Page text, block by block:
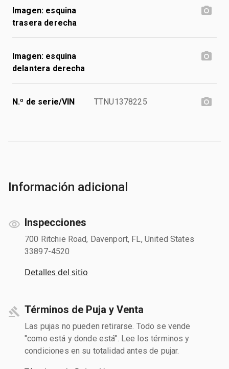
Imagen: esquina
trasera derecha
Imagen: esquina
delantera derecha
N.º de serie/VIN TTNU1378225
Información adicional
Inspecciones
700 Ritchie Road, Davenport, FL, United States
33897-4520
Detalles del sitio
Términos de Puja y Venta
Las pujas no pueden retirarse. Todo se vende
"como está y donde está". Lee los términos y
condiciones en su totalidad antes de pujar.